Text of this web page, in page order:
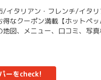
/イタリアン・フレンチ/イタ
得なクーポン満載【ホットペ
地図、メニュー、口コミ、写
ーをcheck!